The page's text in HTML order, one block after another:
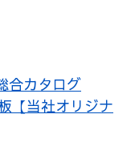
合カタログ
【当社オリジナ